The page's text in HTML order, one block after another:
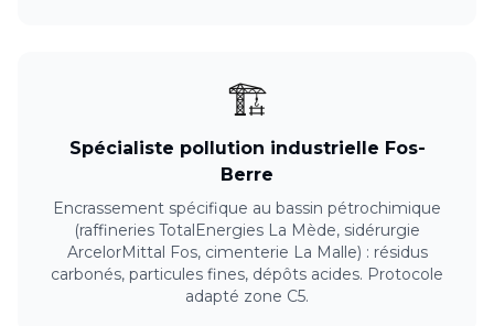
🏗️
Spécialiste pollution industrielle Fos-
Berre
Encrassement spécifique au bassin pétrochimique
(raffineries TotalEnergies La Mède, sidérurgie
ArcelorMittal Fos, cimenterie La Malle) : résidus
carbonés, particules fines, dépôts acides. Protocole
adapté zone C5.